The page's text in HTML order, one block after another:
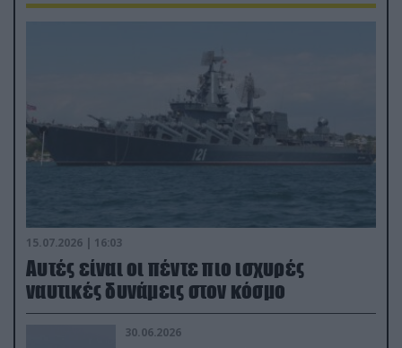
15.07.2026 | 16:03
Aυτές είναι οι πέντε πιο ισχυρές
ναυτικές δυνάμεις στον κόσμο
30.06.2026